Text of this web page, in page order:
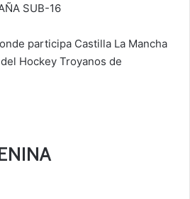
SUB-16
participa Castilla La Mancha
Hockey Troyanos de